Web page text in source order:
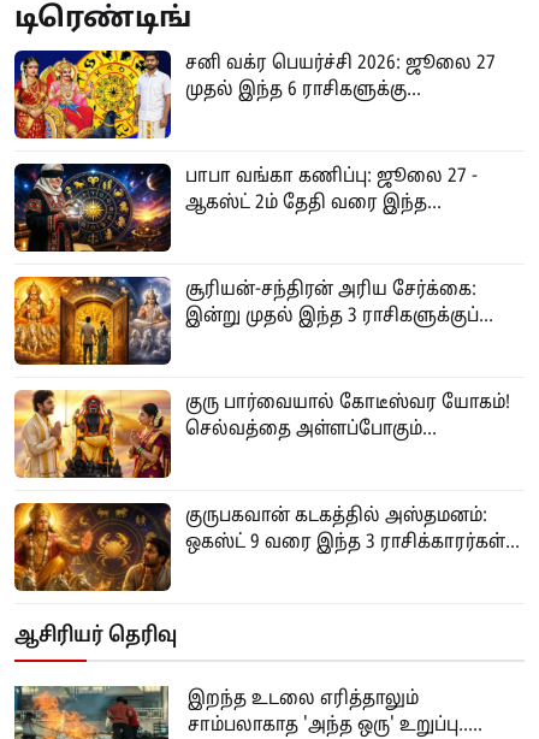
டிரெண்டிங்
சனி வக்ர பெயர்ச்சி 2026: ஜூலை 27
முதல் இந்த 6 ராசிகளுக்கு...
பாபா வங்கா கணிப்பு: ஜூலை 27 -
ஆகஸ்ட் 2ம் தேதி வரை இந்த...
சூரியன்-சந்திரன் அரிய சேர்க்கை:
இன்று முதல் இந்த 3 ராசிகளுக்குப்...
குரு பார்வையால் கோடீஸ்வர யோகம்!
செல்வத்தை அள்ளப்போகும்...
குருபகவான் கடகத்தில் அஸ்தமனம்:
ஒகஸ்ட் 9 வரை இந்த 3 ராசிக்காரர்கள்...
ஆசிரியர் தெரிவு
இறந்த உடலை எரித்தாலும்
சாம்பலாகாத 'அந்த ஒரு' உறுப்பு.....